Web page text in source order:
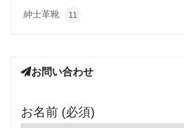
紳士革靴 11
お問い合わせ
お名前 (必須)